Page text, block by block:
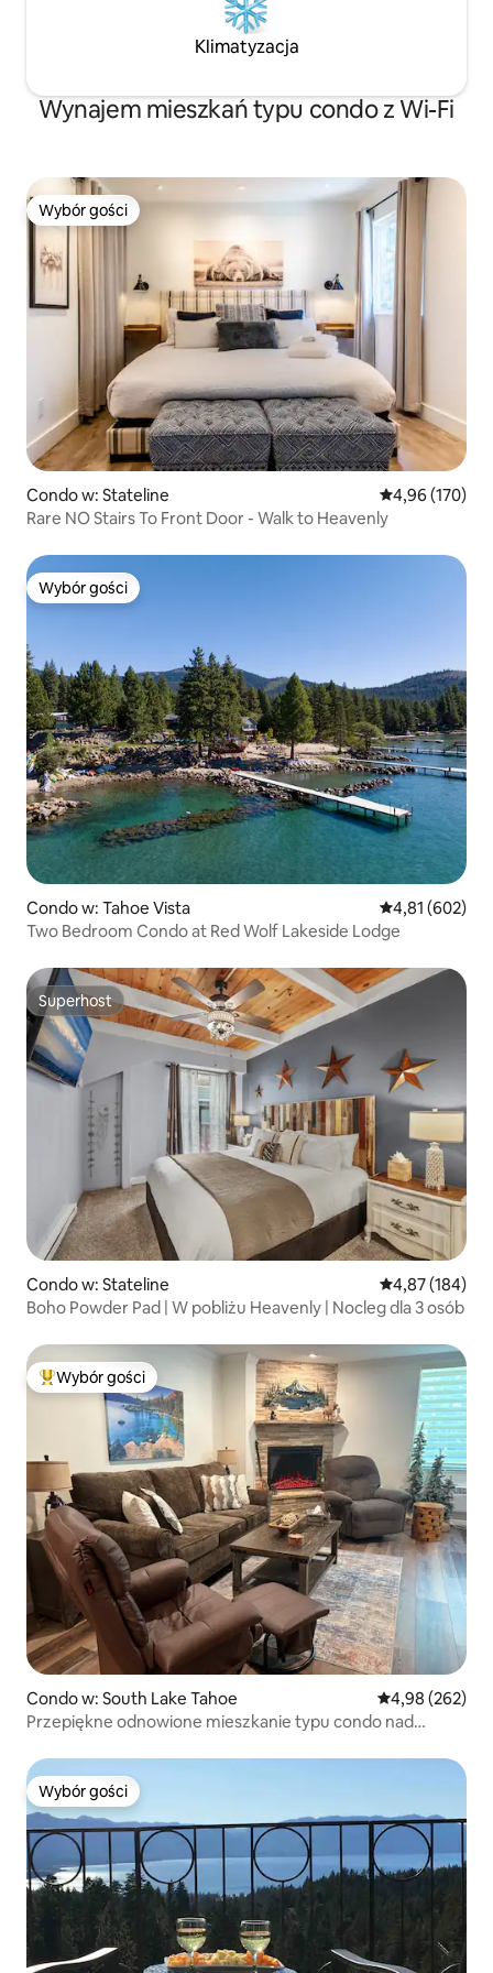
Klimatyzacja
Wynajem mieszkań typu condo z Wi-Fi
Wybór gości
Wybór gości
Condo w: Stateline Średnia
4,96 (170)
Rare NO Stairs To Front Door - Walk to Heavenly
Wybór gości
Wybór gości
Condo w: Tahoe Vista Średnia
4,81 (602)
Two Bedroom Condo at Red Wolf Lakeside Lodge
Superhost
Superhost
Condo w: Stateline Średnia
4,87 (184)
Boho Powder Pad | W pobliżu Heavenly | Nocleg dla 3 osób
Najpopularniejsze z kategorii Wybór gości
Wybór gości
Condo w: South Lake Tahoe Średnia
4,98 (262)
Przepiękne odnowione mieszkanie typu condo nad
Wybór gości
Wybór gości